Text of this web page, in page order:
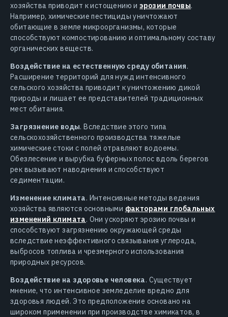
хозяйства приводит к истощению иэрозии почвы.
Например, химические пестициды уничтожают
обитающие в земле микроорганизмы, которые
способствуют компостированию и оптимальному составу
органических веществ.
Воздействие на естественную среду обитания.
Расширение территорий для нужд интенсивного
сельского хозяйства приводит к уничтожению дикой
природы и лишает ее представителей традиционных
мест обитания.
Загрязнение воды. Вследствие этого типа
сельскохозяйственного производства тяжелые
химические стоки с полей отравляют водоемы.
Обезлесение и вырубка буферных полос вдоль берегов
рек вызывают наводнения и способствуют
седиментации.
Изменение климата. Интенсивные методы ведения
хозяйства являются основными факторами глобальных
изменений климата. Они ускоряют эрозию почвы и
способствуют загрязнению окружающей среды
вследствие неэффективного связывания углерода,
выбросов топлива и чрезмерного использования
природных ресурсов.
Воздействие на здоровье человека. Существует
мнение, что интенсивное земледелие вредно для
здоровья людей. Это предположение основано на
широком применении при производстве химикатов, в